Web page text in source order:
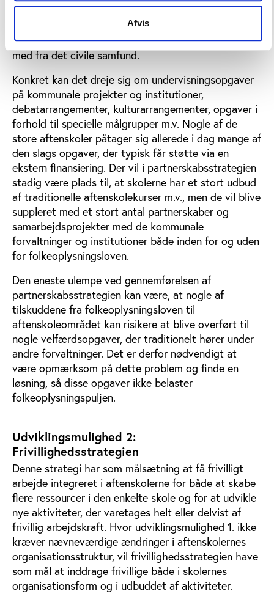
Afvis
betragtet som velfærdsoperatører, man henvender
sig til, når der skal løses nye kommunale opgaver,
hvor det vil være relevant at have eksterne partnere
med fra det civile samfund.
Konkret kan det dreje sig om undervisningsopgaver
på kommunale projekter og institutioner,
debatarrangementer, kulturarrangementer, opgaver i
forhold til specielle målgrupper m.v. Nogle af de
store aftenskoler påtager sig allerede i dag mange af
den slags opgaver, der typisk får støtte via en
ekstern finansiering. Der vil i partnerskabsstrategien
stadig være plads til, at skolerne har et stort udbud
af traditionelle aftenskolekurser m.v., men de vil blive
suppleret med et stort antal partnerskaber og
samarbejdsprojekter med de kommunale
forvaltninger og institutioner både inden for og uden
for folkeoplysningsloven.
Den eneste ulempe ved gennemførelsen af
partnerskabsstrategien kan være, at nogle af
tilskuddene fra folkeoplysningsloven til
aftenskoleområdet kan risikere at blive overført til
nogle velfærdsopgaver, der traditionelt hører under
andre forvaltninger. Det er derfor nødvendigt at
være opmærksom på dette problem og finde en
løsning, så disse opgaver ikke belaster
folkeoplysningspuljen.
Udviklingsmulighed 2:
Frivillighedsstrategien
Denne strategi har som målsætning at få frivilligt
arbejde integreret i aftenskolerne for både at skabe
flere ressourcer i den enkelte skole og for at udvikle
nye aktiviteter, der varetages helt eller delvist af
frivillig arbejdskraft. Hvor udviklingsmulighed 1. ikke
kræver nævneværdige ændringer i aftenskolernes
organisationsstruktur, vil frivillighedsstrategien have
som mål at inddrage frivillige både i skolernes
organisationsform og i udbuddet af aktiviteter.